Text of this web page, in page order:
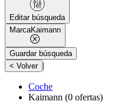
Editar búsqueda
MarcaKaimann
Guardar búsqueda
< Volver |
Coche
Kaimann (0 ofertas)